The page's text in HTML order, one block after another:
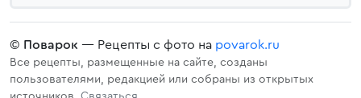
© Поварок — Рецепты с фото на povarok.ru
Все рецепты, размещенные на сайте, созданы
пользователями, редакцией или собраны из открытых